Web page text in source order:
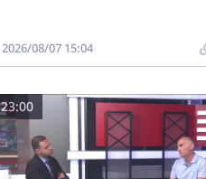
2026/08/07 15:04
23:00